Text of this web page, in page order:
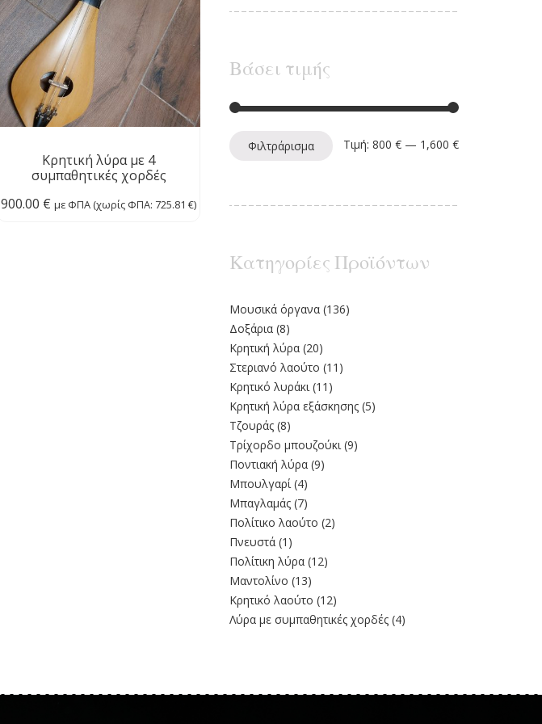
Κρητική λύρα με 4
συμπαθητικές χορδές
900.00 € με ΦΠΑ (χωρίς ΦΠΑ: 725.81€)
Βάσει τιμής
Ελάχιστη τιμή
Μέγιστη τιμή
Φιλτράρισμα Τιμή: 800 € — 1,600 €
Κατηγορίες Προϊόντων
Moυσικά όργανα (136)
Δοξάρια (8)
Κρητική λύρα (20)
Στεριανό λαούτο (11)
Kρητικό λυράκι (11)
Κρητική λύρα εξάσκησης (5)
Τζουράς (8)
Τρίχορδο μπουζούκι (9)
Ποντιακή λύρα (9)
Μπουλγαρί (4)
Μπαγλαμάς (7)
Πολίτικο λαούτο (2)
Πνευστά (1)
Πολίτικη λύρα (12)
Μαντολίνο (13)
Κρητικό λαούτο (12)
Λύρα με συμπαθητικές χορδές (4)